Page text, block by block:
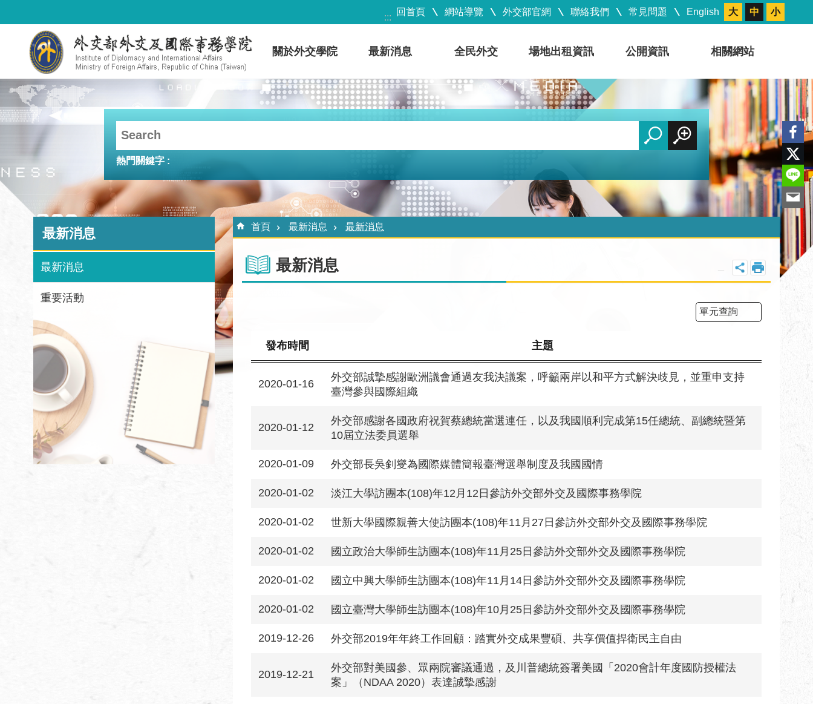
:::
回首頁 網站導覽 外交部官網 聯絡我們 常見問題 English 大 中 小
關於外交學院 最新消息 全民外交 場地出租資訊 公開資訊 相關網站
熱門關鍵字
最新消息
最新消息
重要活動
::: 首頁 最新消息 最新消息
最新消息
單元查詢
發布時間 主題
2020-01-16
外交部誠摯感謝歐洲議會通過友我決議案，呼籲兩岸以和平方式解決歧見，並重申支持
臺灣參與國際組織
2020-01-12
外交部感謝各國政府祝賀蔡總統當選連任，以及我國順利完成第15任總統、副總統暨第
10屆立法委員選舉
2020-01-09 外交部長吳釗燮為國際媒體簡報臺灣選舉制度及我國國情
2020-01-02 淡江大學訪團本(108)年12月12日參訪外交部外交及國際事務學院
2020-01-02 世新大學國際親善大使訪團本(108)年11月27日參訪外交部外交及國際事務學院
2020-01-02 國立政治大學師生訪團本(108)年11月25日參訪外交部外交及國際事務學院
2020-01-02 國立中興大學師生訪團本(108)年11月14日參訪外交部外交及國際事務學院
2020-01-02 國立臺灣大學師生訪團本(108)年10月25日參訪外交部外交及國際事務學院
2019-12-26 外交部2019年年終工作回顧：踏實外交成果豐碩、共享價值捍衛民主自由
2019-12-21
外交部對美國參、眾兩院審議通過，及川普總統簽署美國「2020會計年度國防授權法
案」（NDAA 2020）表達誠摯感謝